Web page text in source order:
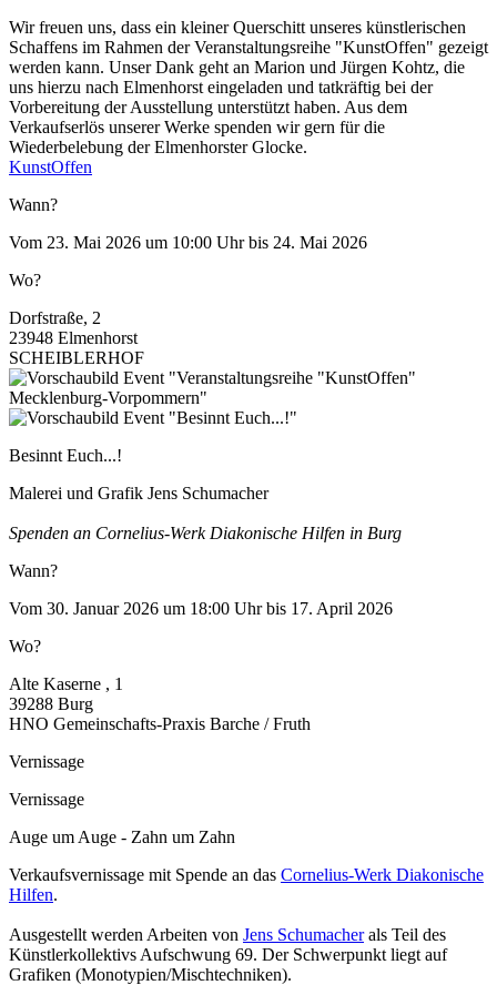
Wir freuen uns, dass ein kleiner Querschitt unseres künstlerischen
Schaffens im Rahmen der Veranstaltungsreihe "KunstOffen" gezeigt
werden kann. Unser Dank geht an Marion und Jürgen Kohtz, die
uns hierzu nach Elmenhorst eingeladen und tatkräftig bei der
Vorbereitung der Ausstellung unterstützt haben. Aus dem
Verkaufserlös unserer Werke spenden wir gern für die
Wiederbelebung der Elmenhorster Glocke.
KunstOffen
Wann?
Vom 23. Mai 2026 um 10:00 Uhr bis 24. Mai 2026
Wo?
Dorfstraße, 2
23948 Elmenhorst
SCHEIBLERHOF
Besinnt Euch...!
Malerei und Grafik Jens Schumacher
Spenden an Cornelius-Werk Diakonische Hilfen in Burg
Wann?
Vom 30. Januar 2026 um 18:00 Uhr bis 17. April 2026
Wo?
Alte Kaserne , 1
39288 Burg
HNO Gemeinschafts-Praxis Barche / Fruth
Vernissage
Vernissage
Auge um Auge - Zahn um Zahn
Verkaufsvernissage mit Spende an das Cornelius-Werk Diakonische
Hilfen.
Ausgestellt werden Arbeiten von Jens Schumacherals Teil des
Künstlerkollektivs Aufschwung 69. Der Schwerpunkt liegt auf
Grafiken (Monotypien/Mischtechniken).